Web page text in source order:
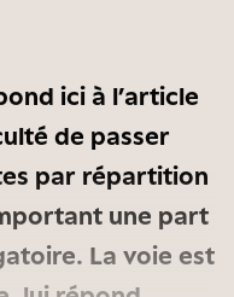
du choix fait
par
Ces
mais le
transition reste
un étage de
ici à l’article
de passer
par répartition
une part
La voie est